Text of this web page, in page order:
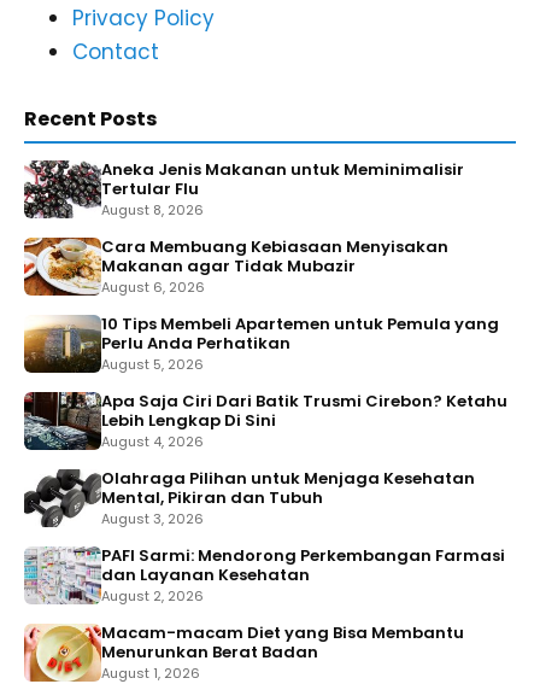
Privacy Policy
Contact
Recent Posts
Aneka Jenis Makanan untuk Meminimalisir
Tertular Flu
August 8, 2026
Cara Membuang Kebiasaan Menyisakan
Makanan agar Tidak Mubazir
August 6, 2026
10 Tips Membeli Apartemen untuk Pemula yang
Perlu Anda Perhatikan
August 5, 2026
Apa Saja Ciri Dari Batik Trusmi Cirebon? Ketahu
Lebih Lengkap Di Sini
August 4, 2026
Olahraga Pilihan untuk Menjaga Kesehatan
Mental, Pikiran dan Tubuh
August 3, 2026
PAFI Sarmi: Mendorong Perkembangan Farmasi
dan Layanan Kesehatan
August 2, 2026
Macam-macam Diet yang Bisa Membantu
Menurunkan Berat Badan
August 1, 2026